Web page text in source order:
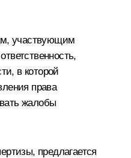
участвующим
в которой
права
жалобы
предлагается